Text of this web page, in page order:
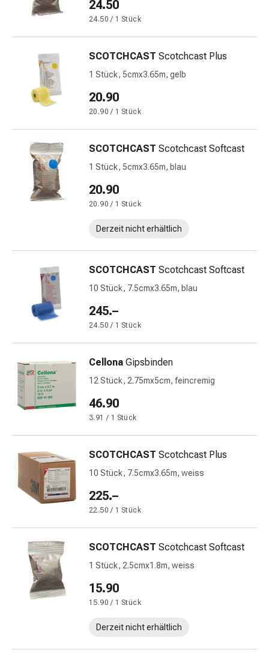
Unreine
Hautausschlag
Akne
Naturmittel
Bachblütentherapie
Pflanzenknospen
Homöopathie
Salz
Spagyrika
Harnwegsbeschwerden
Prostata
Nieren-
Schmerzen
&
Fieber
&
Migräne
Muskel-
Gelenkschmerzen
Schmerzmittel
Schmerztherapie
Kühlen
&
Schlaf
Stimmungsschwankungen
Schlafstörungen
Rhonchopathie
Atemwege
24.50
24.50 / 1 Stück
SCOTCHCAST Scotchcast Plus
1 Stück, 5cmx3.65m, gelb
20.90
20.90 / 1 Stück
SCOTCHCAST Scotchcast Softcast
1 Stück, 5cmx3.65m, blau
20.90
20.90 / 1 Stück
Derzeit nicht erhältlich
SCOTCHCAST Scotchcast Softcast
10 Stück, 7.5cmx3.65m, blau
245.–
24.50 / 1 Stück
Cellona Gipsbinden
12 Stück, 2.75mx5cm, feincremig
46.90
3.91 / 1 Stück
SCOTCHCAST Scotchcast Plus
10 Stück, 7.5cmx3.65m, weiss
225.–
22.50 / 1 Stück
SCOTCHCAST Scotchcast Softcast
1 Stück, 2.5cmx1.8m, weiss
15.90
15.90 / 1 Stück
Derzeit nicht erhältlich